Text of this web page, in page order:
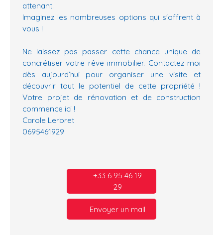
attenant.
Imaginez les nombreuses options qui s'offrent à
vous !
Ne laissez pas passer cette chance unique de
concrétiser votre rêve immobilier. Contactez moi
dès aujourd’hui pour organiser une visite et
découvrir tout le potentiel de cette propriété !
Votre projet de rénovation et de construction
commence ici !
Carole Lerbret
0695461929
+33 6 95 46 19
29
Envoyer un mail